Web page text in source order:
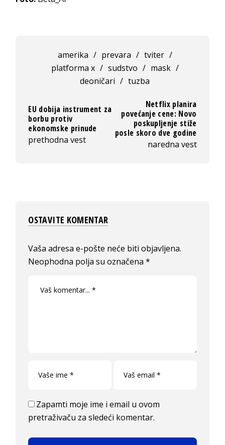
amerika / prevara / tviter /
platforma x / sudstvo / mask /
deoničari / tuzba
EU dobija instrument za
borbu protiv
ekonomske prinude
prethodna vest
Netflix planira
povećanje cene: Novo
poskupljenje stiže
posle skoro dve godine
naredna vest
OSTAVITE KOMENTAR
Vaša adresa e-pošte neće biti objavljena.
Neophodna polja su označena*
Zapamti moje ime i email u ovom
pretraživaču za sledeći komentar.